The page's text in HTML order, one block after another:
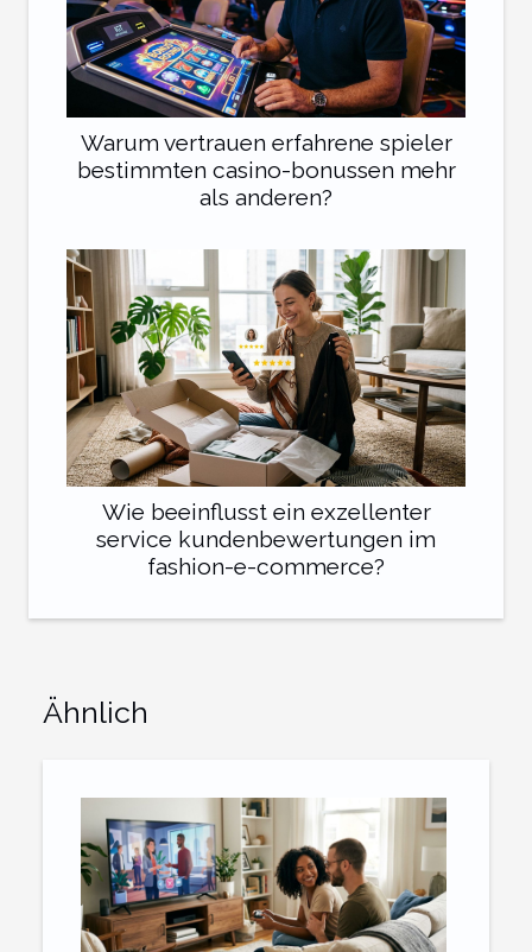
Warum vertrauen erfahrene spieler
bestimmten casino-bonussen mehr
als anderen?
Wie beeinflusst ein exzellenter
service kundenbewertungen im
fashion-e-commerce?
Ähnlich